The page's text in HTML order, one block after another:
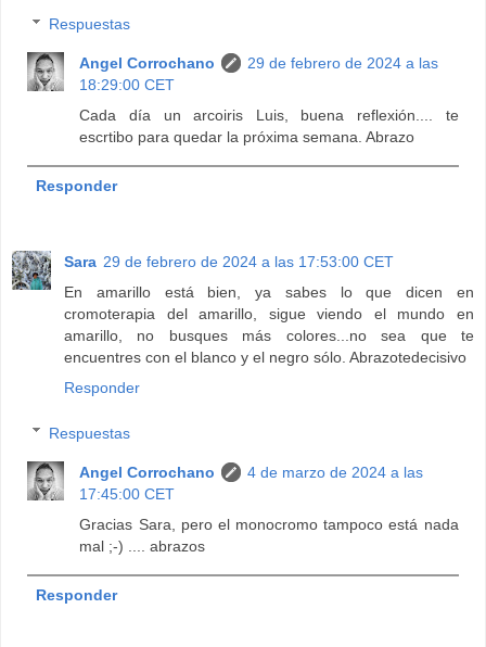
Respuestas
Angel Corrochano
29 de febrero de 2024 a las
18:29:00 CET
Cada día un arcoiris Luis, buena reflexión.... te
escrtibo para quedar la próxima semana. Abrazo
Responder
Sara 29 de febrero de 2024 a las 17:53:00 CET
En amarillo está bien, ya sabes lo que dicen en
cromoterapia del amarillo, sigue viendo el mundo en
amarillo, no busques más colores...no sea que te
encuentres con el blanco y el negro sólo. Abrazotedecisivo
Responder
Respuestas
Angel Corrochano
4 de marzo de 2024 a las
17:45:00 CET
Gracias Sara, pero el monocromo tampoco está nada
mal ;-) .... abrazos
Responder